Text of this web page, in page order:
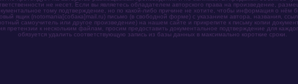
не несет. Если вы являетесь обладателем авторского права на произведение,
тому подтверждение, но по какой-либо причине не хотите, чтобы информация о нём
ящик (notomania[собака]mail.ru) письмо (в свободной форме) с указанием автора, названия,
самоучитель или другое произведение) на нашем сайте и прикрепите к письму копии
претензии к нескольким файлам, просим предоставить документальное подтверждение для
обязуется удалить соответствующую запись из базы данных в максимально короткие сроки.